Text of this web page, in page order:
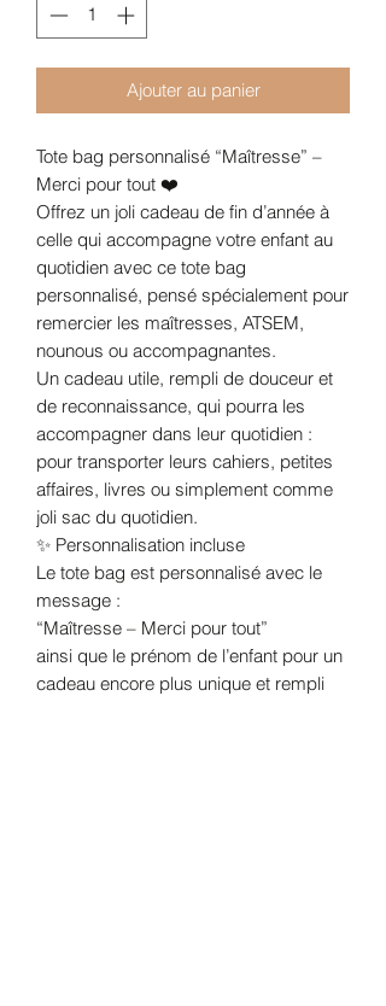
Ajouter au panier
Tote bag personnalisé “Maîtresse” –
Merci pour tout ❤️
Offrez un joli cadeau de fin d’année à
celle qui accompagne votre enfant au
quotidien avec ce tote bag
personnalisé, pensé spécialement pour
remercier les maîtresses, ATSEM,
nounous ou accompagnantes.
Un cadeau utile, rempli de douceur et
de reconnaissance, qui pourra les
accompagner dans leur quotidien :
pour transporter leurs cahiers, petites
affaires, livres ou simplement comme
joli sac du quotidien.
✨ Personnalisation incluse
Le tote bag est personnalisé avec le
message :
“Maîtresse – Merci pour tout”
ainsi que le prénom de l’enfant pour un
cadeau encore plus unique et rempli